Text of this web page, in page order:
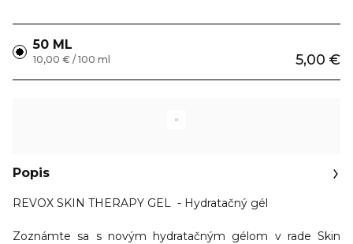
50 ML
5,00 €
10,00 € / 100 ml
Popis
REVOX SKIN THERAPY GEL - Hydratačný gél
Zoznámte sa s novým hydratačným gélom v rade Skin